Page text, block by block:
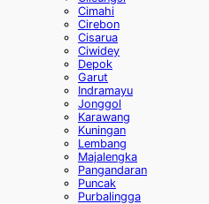
Cimahi
Cirebon
Cisarua
Ciwidey
Depok
Garut
Indramayu
Jonggol
Karawang
Kuningan
Lembang
Majalengka
Pangandaran
Puncak
Purbalingga